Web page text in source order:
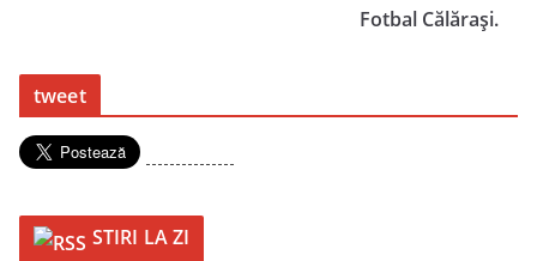
Fotbal Călărași.
tweet
---------------
STIRI LA ZI